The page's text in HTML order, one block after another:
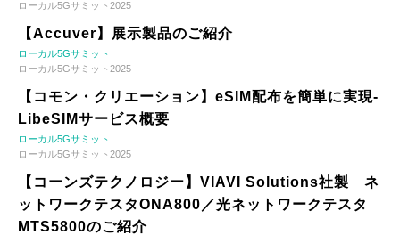
ローカル5Gサミット2025
【Accuver】展示製品のご紹介
ローカル5Gサミット
ローカル5Gサミット2025
【コモン・クリエーション】eSIM配布を簡単に実現-
LibeSIMサービス概要
ローカル5Gサミット
ローカル5Gサミット2025
【コーンズテクノロジー】VIAVI Solutions社製 ネ
ットワークテスタONA800／光ネットワークテスタ
MTS5800のご紹介